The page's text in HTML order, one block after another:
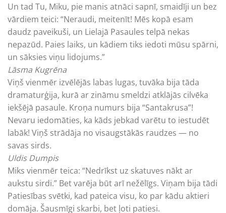
Un tad Tu, Miku, pie manis atnāci sapnī, smaidīji un bez
vārdiem teici: “Neraudi, meitenīt! Mēs kopā esam
daudz paveikuši, un Lielajā Pasaules telpā nekas
nepazūd. Paies laiks, un kādiem tiks iedoti mūsu spārni,
un sāksies viņu lidojums.”
Lāsma Kugrēna
Viņš vienmēr izvēlējās labas lugas, tuvāka bija tāda
dramaturģija, kurā ar ­zināmu smeldzi atklājās cilvēka
iekšējā pasaule. Kroņa numurs bija “Santa­krusa”!
Nevaru iedomāties, ka kāds jebkad varētu to iestudēt
labāk! Viņš ­strādāja no visaugstākās raudzes — no
savas sirds.
Uldis Dumpis
Miks vienmēr teica: “Nedrīkst uz skatuves nākt ar
aukstu sirdi.” Bet varēja būt arī nežēlīgs. Viņam bija tādi
Patiesības svētki, kad pateica visu, ko par kādu ­aktieri
domāja. Šausmīgi skarbi, bet ļoti patiesi.